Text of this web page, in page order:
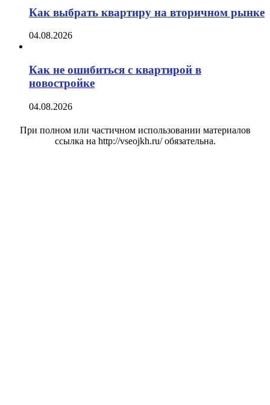
Как выбрать квартиру на вторичном рынке
04.08.2026
Как не ошибиться с квартирой в
новостройке
04.08.2026
При полном или частичном использовании материалов
ссылка на http://vseojkh.ru/ обязательна.